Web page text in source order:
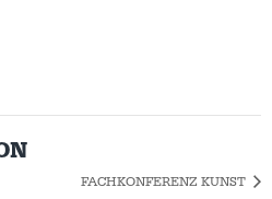
FACHKONFERENZ KUNST